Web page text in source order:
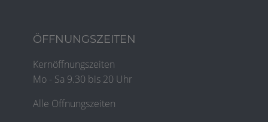
ÖFFNUNGSZEITEN
Kernöffnungszeiten
Mo - Sa 9.30 bis 20 Uhr
Alle Öffnungszeiten